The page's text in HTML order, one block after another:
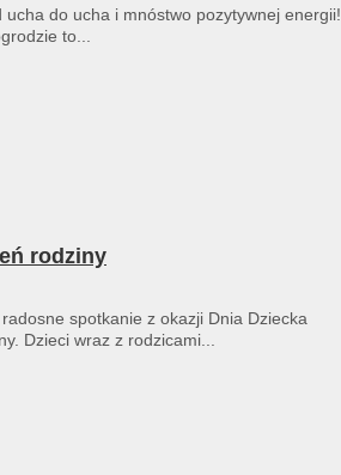
ucha do ucha i mnóstwo pozytywnej energii!
to...
rodziny
spotkanie z okazji Dnia Dziecka
Dzieci wraz z rodzicami...